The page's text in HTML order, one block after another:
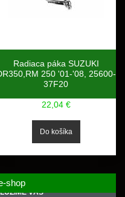
Radiaca páka SUZUKI
250 '01-'08, 25600-
37F20
22,04 €
shop
VÁS